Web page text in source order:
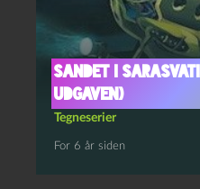
Sandet i
udgaven)
Tegneserier
For 6 år siden